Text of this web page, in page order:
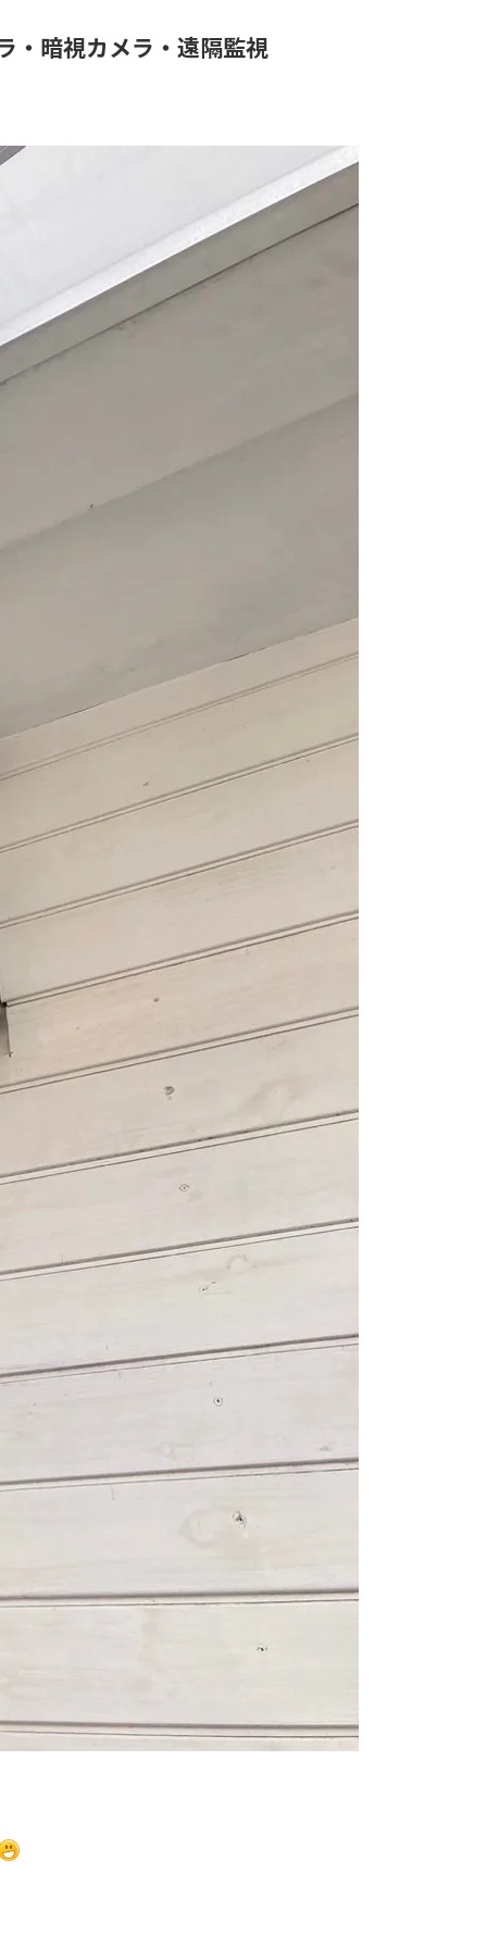
・暗視カメラ・遠隔監視